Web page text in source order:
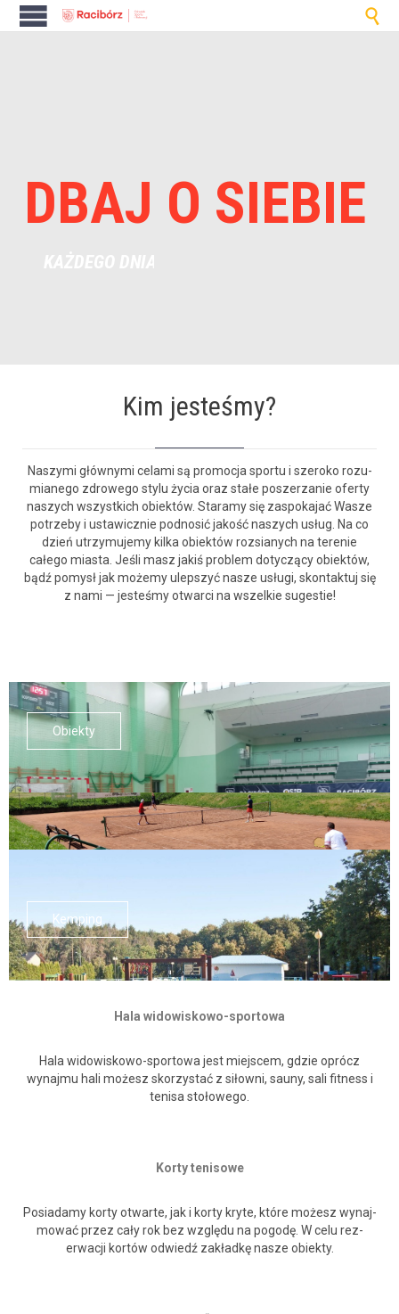

DBAJ O SIEBIE
Kim jesteśmy?
Naszy­mi główny­mi cela­mi są pro­moc­ja sportu i sze­roko rozu­
mi­anego zdrowego sty­lu życia oraz stałe posz­erzanie ofer­ty
naszych wszys­t­kich obiek­tów. Staramy się zaspoka­jać Wasze
potrze­by i ustaw­icznie pod­nosić jakość naszych usług. Na co
dzień utrzy­mu­je­my kil­ka obiek­tów rozsianych na tere­nie
całego mias­ta. Jeśli masz jak­iś prob­lem doty­czą­cy obiek­tów,
bądź pomysł jak może­my ulep­szyć nasze usłu­gi, skon­tak­tuj się
z nami — jesteśmy otwar­ci na wszelkie sugestie!
Obiek­ty
Kemp­ing
Hala wid­owiskowo-sportowa
Hala wid­owiskowo-sportowa jest miejscem, gdzie oprócz
wyna­j­mu hali możesz sko­rzys­tać z siłowni, sauny, sali fit­ness i
tenisa stołowego.
Korty tenisowe
Posi­adamy korty otwarte, jak i korty kryte, które możesz wyna­j­
mować przez cały rok bez wzglę­du na pogodę. W celu rez­
erwacji kortów odwiedź zakład­kę nasze obiekty.